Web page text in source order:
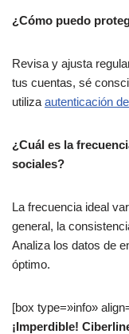
¿Cómo puedo
Revisa y ajusta
tus cuentas, sé
utiliza autenticación
¿Cuál es la
sociales?
La frecuencia ideal
general, la
Analiza los datos de
óptimo.
[box type=»info»
¡Imperdible!